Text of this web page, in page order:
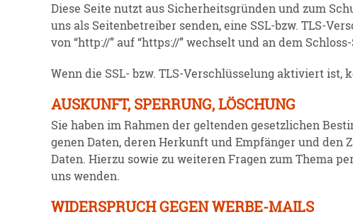
Diese Seite nutzt aus Sicher­heits­gründen und zum
uns als Seiten­be­treiber senden, eine SSL-bzw. TLS-
von “http://” auf “https://” wechselt und an dem
Wenn die SSL- bzw. TLS-Verschlüs­selung aktiviert
AUSKUNFT, SPERRUNG, LÖSCHUNG
Sie haben im Rahmen der geltenden gesetz­lichen
genen Daten, deren Herkunft und Empfänger und
Daten. Hierzu sowie zu weiteren Fragen zum Thema
uns wenden.
WIDERSPRUCH GEGEN WERBE-MAILS